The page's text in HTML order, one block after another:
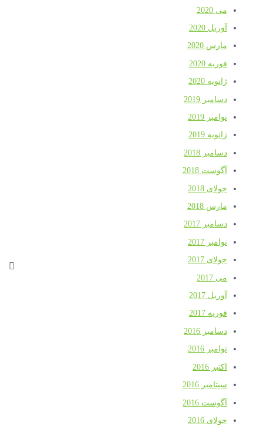
می 2020
آوریل 2020
مارس 2020
فوریه 2020
ژانویه 2020
دسامبر 2019
نوامبر 2019
ژانویه 2019
دسامبر 2018
آگوست 2018
جولای 2018
مارس 2018
دسامبر 2017
نوامبر 2017
جولای 2017
می 2017
آوریل 2017
فوریه 2017
دسامبر 2016
نوامبر 2016
اکتبر 2016
سپتامبر 2016
آگوست 2016
جولای 2016